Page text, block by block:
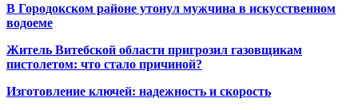
В Городокском районе утонул мужчина в искусственном
водоеме
Житель Витебской области пригрозил газовщикам
пистолетом: что стало причиной?
Изготовление ключей: надежность и скорость